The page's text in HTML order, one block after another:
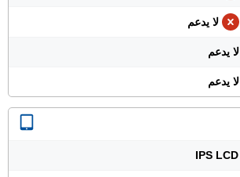
لا يدعم
لا يدعم
لا يدعم
IPS LCD